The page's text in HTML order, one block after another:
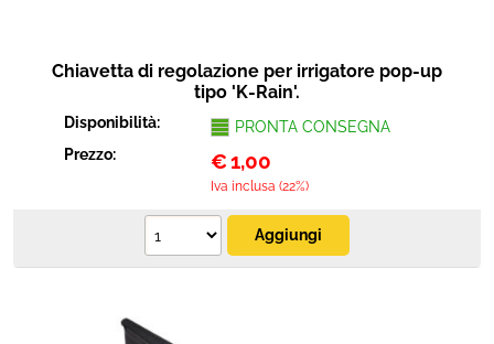
Chiavetta di regolazione per irrigatore pop-up
tipo 'K-Rain'.
Disponibilità:
PRONTA CONSEGNA
Prezzo:
€1,00
Iva inclusa (22%)